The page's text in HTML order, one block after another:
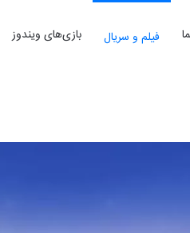
فیلم و سریال بازی‌های ویندوز